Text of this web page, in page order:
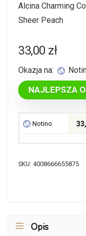
Alcina Charming
Sheer Peach
33,00 zł
Okazja na:
NAJLEPSZA
Notino
SKU: 4008666655875
Opis